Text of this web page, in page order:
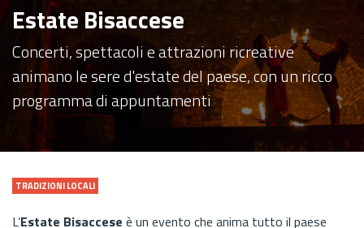
Estate Bisaccese
Concerti, spettacoli e attrazioni ricreative
animano le sere d'estate del paese, con un ricco
programma di appuntamenti
TRADIZIONI LOCALI
L’Estate Bisaccese è un evento che anima tutto il paese